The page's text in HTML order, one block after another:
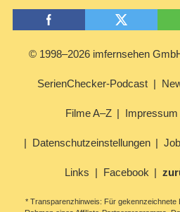
© 1998–2026 imfernsehen
SerienChecker-Podcast
Filme A–Z Impressum
Datenschutzeinstellungen
Links Facebook
* Transparenzhinweis: Für gekennzeichnete